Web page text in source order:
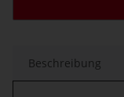
Beschreibung